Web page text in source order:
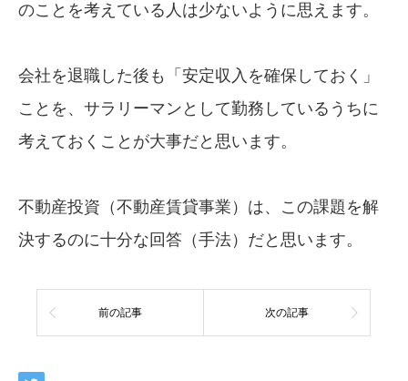
のことを考えている人は少ないように思えます。
会社を退職した後も「安定収入を確保しておく」
ことを、サラリーマンとして勤務しているうちに
考えておくことが大事だと思います。
不動産投資（不動産賃貸事業）は、この課題を解
決するのに十分な回答（手法）だと思います。
前の記事 次の記事